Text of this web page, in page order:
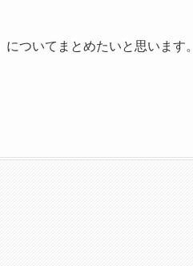
についてまとめたいと思います。